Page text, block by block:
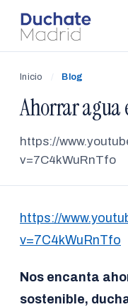
Inicio / Blog
Ahorrar agua
https://
v=7C4kWuRnTfo
https://
v=7C4kWuRnTfo
Nos encanta
sostenible,